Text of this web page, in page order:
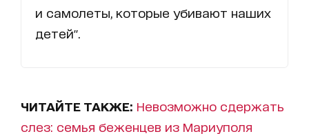
и самолеты, которые убивают наших
детей".
ЧИТАЙТЕ ТАКЖЕ: Невозможно сдержать
слез: семья беженцев из Мариуполя